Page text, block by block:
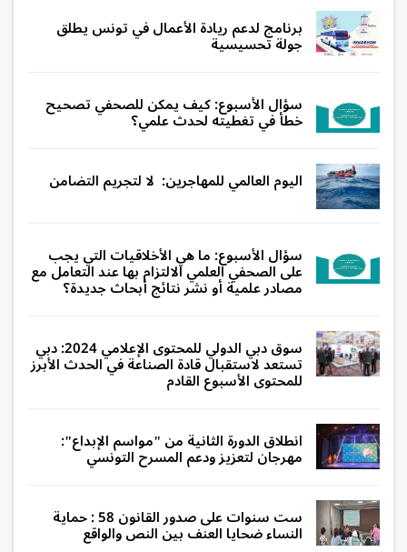
برنامج لدعم ريادة الأعمال في تونس يطلق
جولة تحسيسية
سؤال الأسبوع: كيف يمكن للصحفي تصحيح
خطأ في تغطيته لحدث علمي؟
اليوم العالمي للمهاجرين: لا لتجريم التضامن
سؤال الأسبوع: ما هي الأخلاقيات التي يجب
على الصحفي العلمي الالتزام بها عند التعامل مع
مصادر علمية أو نشر نتائج أبحاث جديدة؟
سوق دبي الدولي للمحتوى الإعلامي 2024: دبي
تستعد لاستقبال قادة الصناعة في الحدث الأبرز
للمحتوى الأسبوع القادم
انطلاق الدورة الثانية من "مواسم الإبداع":
مهرجان لتعزيز ودعم المسرح التونسي
ست سنوات على صدور القانون 58 : حماية
النساء ضحايا العنف بين النص والواقع